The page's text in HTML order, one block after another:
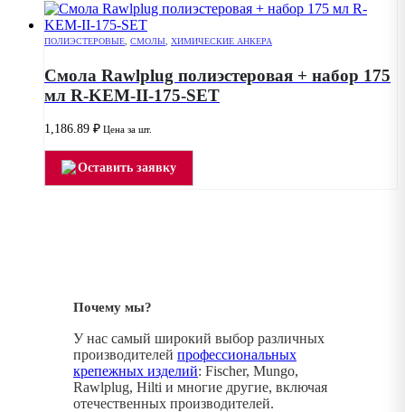
ПОЛИЭСТЕРОВЫЕ, СМОЛЫ, ХИМИЧЕСКИЕ АНКЕРА
Смола Rawlplug полиэстеровая + набор 175
мл R-KEM-II-175-SET
1,186.89 ₽ Цена за шт.
Оставить заявку
Почему мы?
У нас самый широкий выбор различных
производителей профессиональных
крепежных изделий: Fischer, Mungo,
Rawlplug, Hilti и многие другие, включая
отечественных производителей.